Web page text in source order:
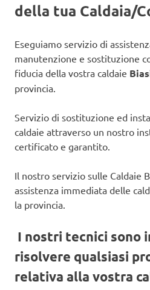
della tua Caldaia/
Eseguiamo servizio di
manutenzione e sostituzione
fiducia della vostra caldaie
provincia.
Servizio di sostituzione ed
caldaie attraverso un nostro
certificato e garantito.
Il nostro servizio sulle Caldaie
assistenza immediata delle
la provincia.
I nostri tecnici sono
risolvere qualsiasi
relativa alla vostra